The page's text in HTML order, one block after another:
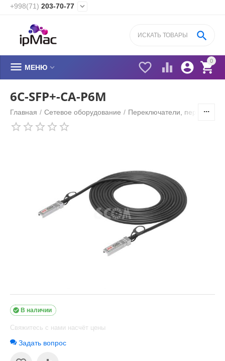
+998(71) 203-70-77 
0


 

 МЕНЮ 
6C-SFP+-CA-P6M
Главная / Сетевое оборудование / Переключатели,
В наличии

Свяжитесь с нами насчёт цены
Задать вопрос